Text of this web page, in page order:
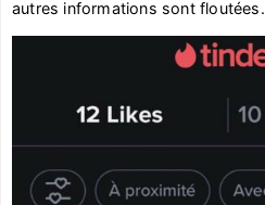
autres informations sont floutées.